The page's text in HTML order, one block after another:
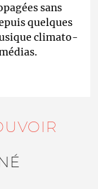
sans
quelques
climato-